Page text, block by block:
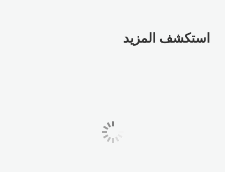
استكشف المزيد